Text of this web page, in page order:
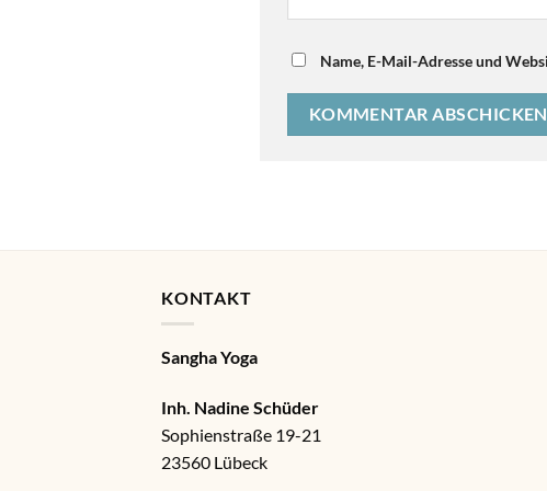
Name, E-Mail-Adresse und
KONTAKT
Sangha Yoga
Inh. Nadine Schüder
Sophienstraße 19-21
23560 Lübeck